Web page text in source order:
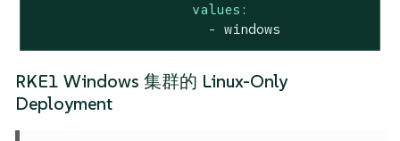
values:
- windows
RKE1 Windows 集群的 Linux-Only
Deployment